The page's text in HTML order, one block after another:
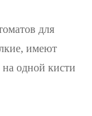
для
имеют
одной кисти